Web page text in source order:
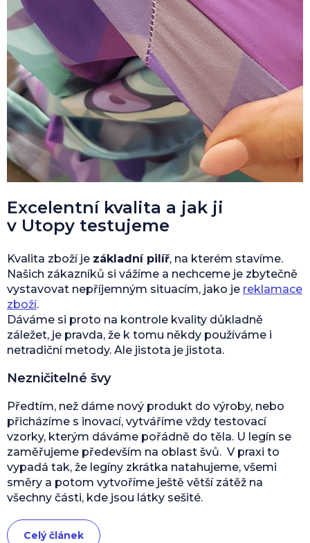
Excelentní kvalita a jak ji
v Utopy testujeme
Kvalita zboží je základní pilíř, na kterém stavíme.
Našich zákazníků si vážíme a nechceme je zbytečně
vystavovat nepříjemným situacím, jako je reklamace
zboží.
Dáváme si proto na kontrole kvality důkladně
záležet, je pravda, že k tomu někdy používáme i
netradiční metody. Ale jistota je jistota.
Nezničitelné švy
Předtím, než dáme nový produkt do výroby, nebo
přicházíme s inovací, vytváříme vždy testovací
vzorky, kterým dáváme pořádně do těla. U legín se
zaměřujeme především na oblast švů. V praxi to
vypadá tak, že legíny zkrátka natahujeme, všemi
směry a potom vytvoříme ještě větší zátěž na
všechny části, kde jsou látky sešité.
Celý článek